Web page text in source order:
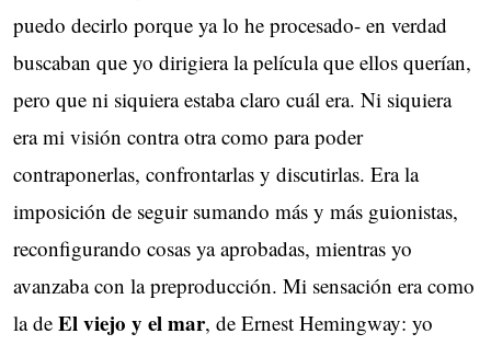
puedo decirlo porque ya lo he procesado- en verdad
buscaban que yo dirigiera la película que ellos querían,
pero que ni siquiera estaba claro cuál era. Ni siquiera
era mi visión contra otra como para poder
contraponerlas, confrontarlas y discutirlas. Era la
imposición de seguir sumando más y más guionistas,
reconfigurando cosas ya aprobadas, mientras yo
avanzaba con la preproducción. Mi sensación era como
la de El viejo y el mar, de Ernest Hemingway: yo